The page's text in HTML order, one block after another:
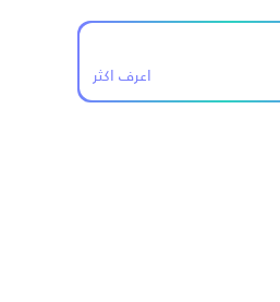
اعرف اكثر